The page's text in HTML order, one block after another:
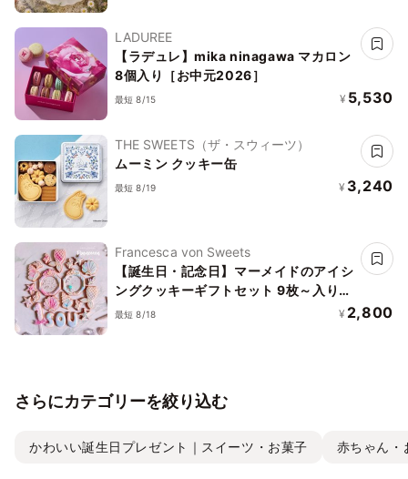
LADUREE
【ラデュレ】mika ninagawa マカロン
8個入り［お中元2026］
最短 8/15 ¥ 5,530
THE SWEETS（ザ・スウィーツ）
ムーミン クッキー缶
最短 8/19 ¥ 3,240
Francesca von Sweets
【誕生日・記念日】マーメイドのアイシ
ングクッキーギフトセット 9枚～入り
お中元2026
最短 8/18 ¥ 2,800
さらにカテゴリーを絞り込む
かわいい誕生日プレゼント｜スイーツ・お菓子 赤ちゃん・